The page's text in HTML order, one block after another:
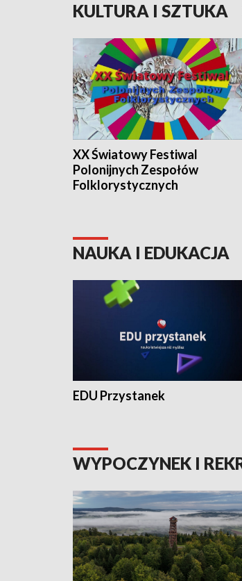
KULTURA I SZTUKA
XX Światowy Festiwal
Polonijnych Zespołów
Folklorystycznych
NAUKA I EDUKACJA
EDU Przystanek
WYPOCZYNEK I